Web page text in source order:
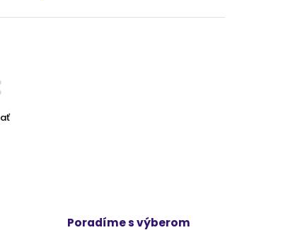
Poradíme s výberom